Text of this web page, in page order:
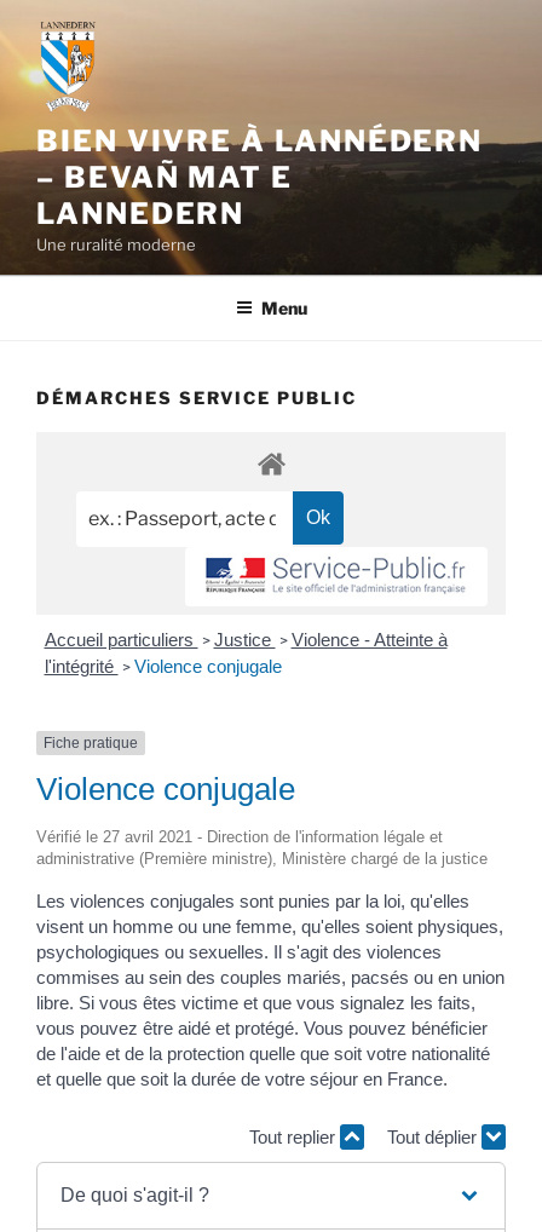
contenu
principal
BIEN VIVRE À LANNÉDERN
– BEVAÑ MAT E
LANNEDERN
Une ruralité moderne
Menu
DÉMARCHES SERVICE PUBLIC
Accueil particuliers > Justice > Violence - Atteinte à
l'intégrité > Violence conjugale
Fiche pratique
Violence conjugale
Vérifié le 27 avril 2021 - Direction de l'information légale et
administrative (Première ministre), Ministère chargé de la justice
Les violences conjugales sont punies par la loi, qu'elles
visent un homme ou une femme, qu'elles soient physiques,
psychologiques ou sexuelles. Il s'agit des violences
commises au sein des couples mariés, pacsés ou en union
libre. Si vous êtes victime et que vous signalez les faits,
vous pouvez être aidé et protégé. Vous pouvez bénéficier
de l'aide et de la protection quelle que soit votre nationalité
et quelle que soit la durée de votre séjour en France.
Tout replier Tout déplier
De quoi s'agit-il ?